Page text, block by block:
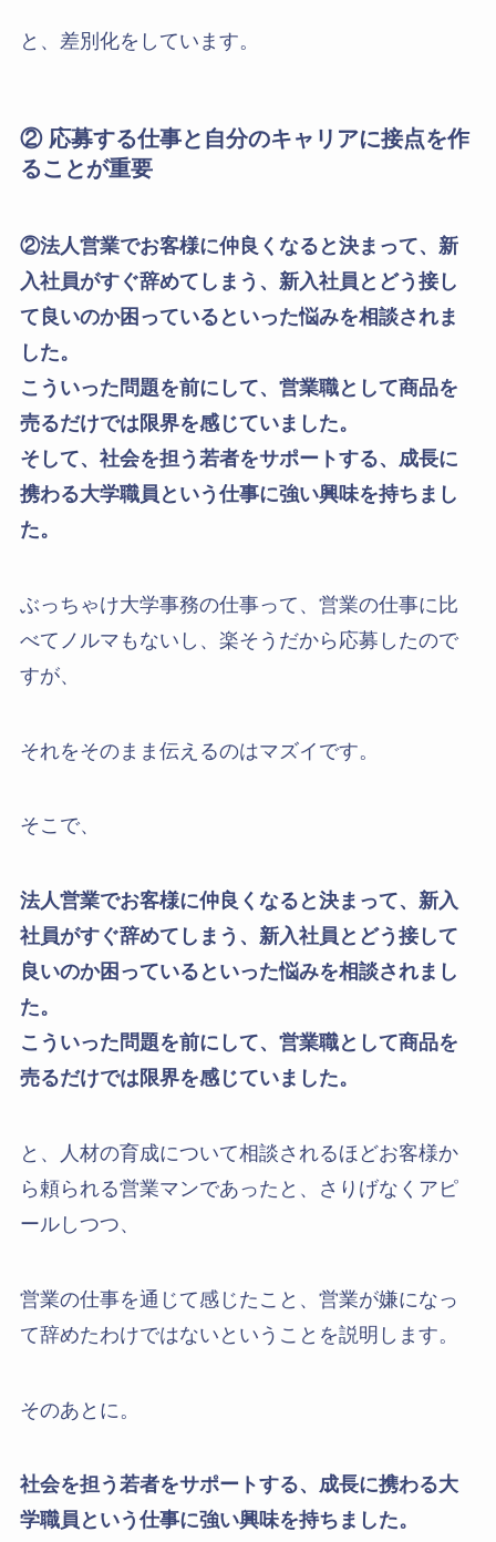
と、差別化をしています。
② 応募する仕事と自分のキャリアに接点を作
ることが重要
②法人営業でお客様に仲良くなると決まって、新
入社員がすぐ辞めてしまう、新入社員とどう接し
て良いのか困っているといった悩みを相談されま
した。
こういった問題を前にして、営業職として商品を
売るだけでは限界を感じていました。
そして、社会を担う若者をサポートする、成長に
携わる大学職員という仕事に強い興味を持ちまし
た。
ぶっちゃけ大学事務の仕事って、営業の仕事に比
べてノルマもないし、楽そうだから応募したので
すが、
それをそのまま伝えるのはマズイです。
そこで、
法人営業でお客様に仲良くなると決まって、新入
社員がすぐ辞めてしまう、新入社員とどう接して
良いのか困っているといった悩みを相談されまし
た。
こういった問題を前にして、営業職として商品を
売るだけでは限界を感じていました。
と、人材の育成について相談されるほどお客様か
ら頼られる営業マンであったと、さりげなくアピ
ールしつつ、
営業の仕事を通じて感じたこと、営業が嫌になっ
て辞めたわけではないということを説明します。
そのあとに。
社会を担う若者をサポートする、成長に携わる大
学職員という仕事に強い興味を持ちました。